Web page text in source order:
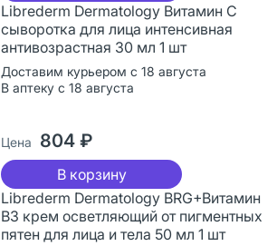
Librederm Dermatology Витамин С
сыворотка для лица интенсивная
антивозрастная 30 мл 1 шт
Доставим курьером с 18 августа
В аптеку с 18 августа
Цена 804 ₽
В корзину
Librederm Dermatology BRG+Витамин
В3 крем осветляющий от пигментных
пятен для лица и тела 50 мл 1 шт